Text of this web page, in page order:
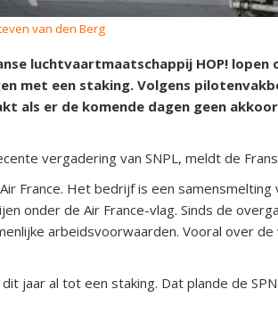
van den Berg
luchtvaartmaatschappij HOP!
met een staking. Volgens
als er de komende dagen geen
vergadering van SNPL, meldt de
France. Het bedrijf is een samensmelting
onder de Air France-vlag. Sinds de
arbeidsvoorwaarden. Vooral over
jaar al tot een staking. Dat plande de